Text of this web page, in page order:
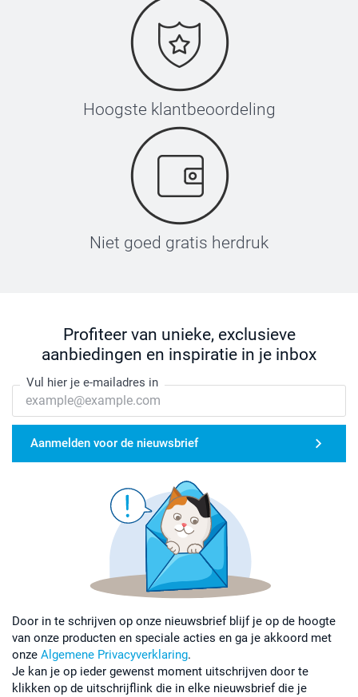
Hoogste klantbeoordeling
Niet goed gratis herdruk
Profiteer van unieke, exclusieve
aanbiedingen en inspiratie in je inbox
Vul hier je e-mailadres in
Aanmelden voor de nieuwsbrief
Door in te schrijven op onze nieuwsbrief blijf je op de hoogte
van onze producten en speciale acties en ga je akkoord met
onze Algemene Privacyverklaring.
Je kan je op ieder gewenst moment uitschrijven door te
klikken op de uitschrijflink die in elke nieuwsbrief die je